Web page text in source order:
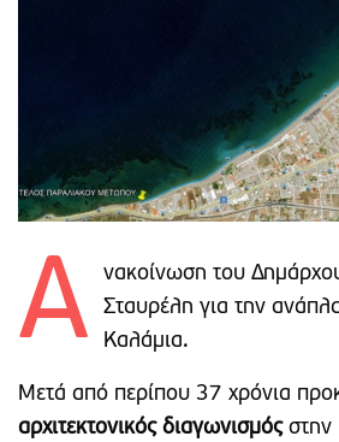
Α
νακοίνωση του
Σταυρέλη για την
Καλάμια.
Μετά από περίπου 37 χρόνια
αρχιτεκτονικός διαγωνισμόςστην